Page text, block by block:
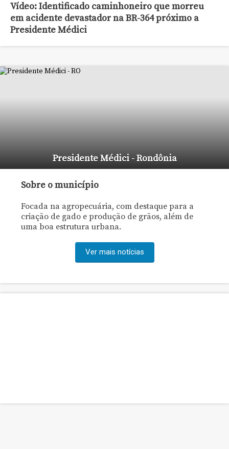
Vídeo: Identificado caminhoneiro que morreu
em acidente devastador na BR-364 próximo a
Presidente Médici
Presidente Médici - Rondônia
Sobre o município
Focada na agropecuária, com destaque para a
criação de gado e produção de grãos, além de
uma boa estrutura urbana.
Ver mais notícias